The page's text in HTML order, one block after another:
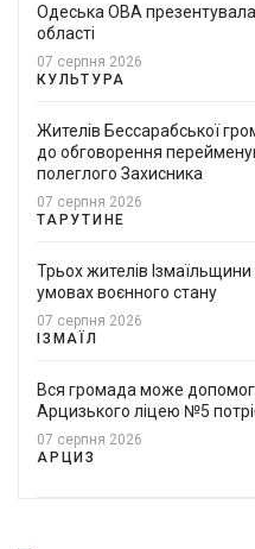
Одеська ОВА
області
07 серпня 2026
КУЛЬТУРА
Жителів Бессарабської
до обговорення
полеглого Захисника
07 серпня 2026
ТАРУТИНЕ
Трьох жителів
умовах воєнного стану
07 серпня 2026
ІЗМАЇЛ
Вся громада може
Арцизького ліцею №5
07 серпня 2026
АРЦИЗ